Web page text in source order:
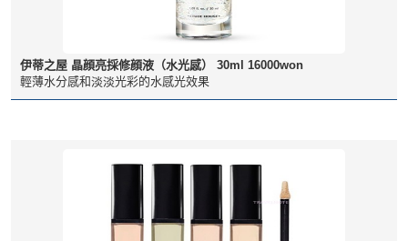
伊蒂之屋 晶顔亮採修顔液（水光感） 30ml 16000won
輕薄水分感和淡淡光彩的水感光效果